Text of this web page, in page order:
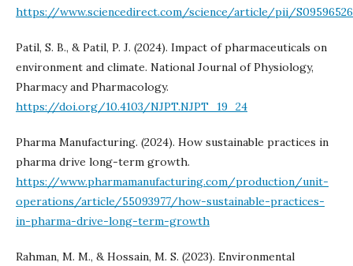
https://www.sciencedirect.com/science/article/pii/
Patil, S. B., & Patil, P. J. (2024). Impact of pharmaceuticals on
environment and climate. National Journal of Physiology,
Pharmacy and Pharmacology.
https://doi.org/10.4103/NJPT.NJPT_19_24
Pharma Manufacturing. (2024). How sustainable practices in
pharma drive long-term growth.
https://www.pharmamanufacturing.com/production/unit-
operations/article/55093977/how-sustainable-practices-
in-pharma-drive-long-term-growth
Rahman, M. M., & Hossain, M. S. (2023). Environmental